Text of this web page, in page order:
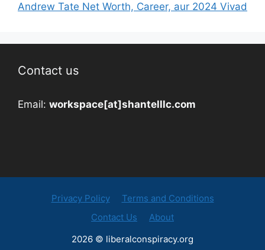
Andrew Tate Net Worth, Career, aur 2024 Vivad
Contact us
Email: workspace[at]shantelllc.com
Privacy Policy
Terms and Conditions
Contact Us
About
2026 © liberalconspiracy.org